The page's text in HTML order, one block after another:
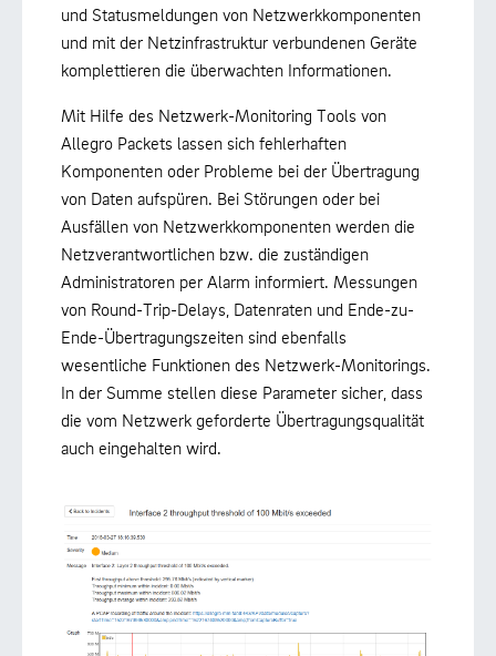
und Statusmeldungen von Netzwerkkomponenten
und mit der Netzinfrastruktur verbundenen Geräte
komplettieren die überwachten Informationen.
Mit Hilfe des Netzwerk-Monitoring Tools von
Allegro Packets lassen sich fehlerhaften
Komponenten oder Probleme bei der Übertragung
von Daten aufspüren. Bei Störungen oder bei
Ausfällen von Netzwerkkomponenten werden die
Netzverantwortlichen bzw. die zuständigen
Administratoren per Alarm informiert. Messungen
von Round-Trip-Delays, Datenraten und Ende-zu-
Ende-Übertragungszeiten sind ebenfalls
wesentliche Funktionen des Netzwerk-Monitorings.
In der Summe stellen diese Parameter sicher, dass
die vom Netzwerk geforderte Übertragungsqualität
auch eingehalten wird.